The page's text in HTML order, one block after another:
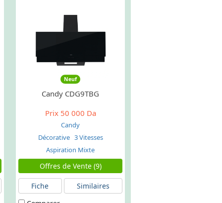
Neuf
Candy CDG9TBG
Prix50 000 Da
Candy
Décorative 3 Vitesses
Aspiration Mixte
Offres de Vente (9)
Fiche
Similaires